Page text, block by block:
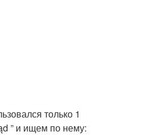
только 1
” и ищем по нему: